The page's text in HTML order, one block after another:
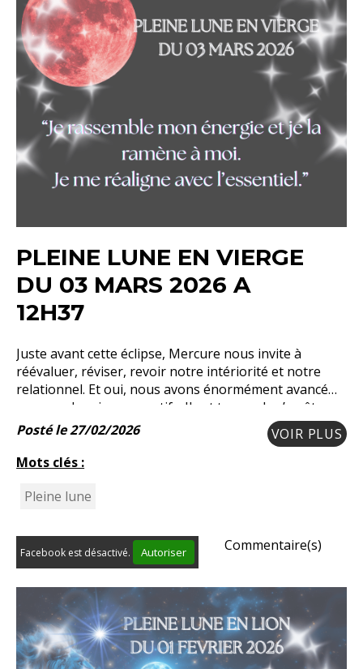
PLEINE LUNE EN VIERGE
DU 03 MARS 2026 A
12H37
Juste avant cette éclipse, Mercure nous invite à
réévaluer, réviser, revoir notre intériorité et notre
relationnel. Et oui, nous avons énormément avancé
sur nos chemins respectifs. Il est temps de s’arrêter
deux minutes pour se réévaluer soi-même.
Posté le 27/02/2026
VOIR PLUS
Mots clés :
Pleine lune
Facebook est désactivé. Autoriser Commentaire(s)